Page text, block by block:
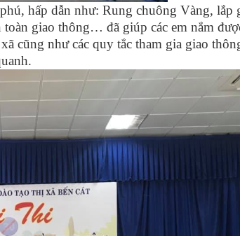
hấp dẫn như: Rung chuông Vàng, lắp
giao thông… đã giúp các em nắm
cũng như các quy tắc tham gia giao